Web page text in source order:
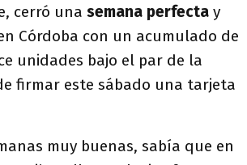
cerró una semana perfecta y
Córdoba con un acumulado de
unidades bajo el par de la
firmar este sábado una tarjeta
muy buenas, sabía que en